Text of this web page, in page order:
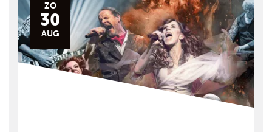
ZO
30
AUG